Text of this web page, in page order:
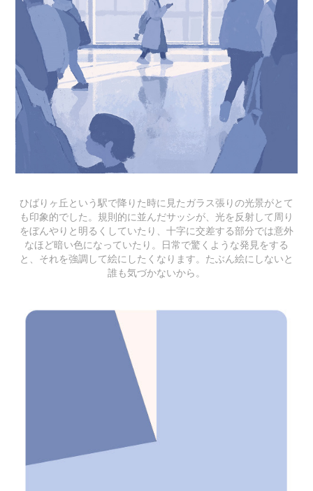
ひばりヶ丘という駅で降りた時に見たガラス張りの光景がとて
も印象的でした。規則的に並んだサッシが、光を反射して周り
をぼんやりと明るくしていたり、十字に交差する部分では意外
なほど暗い色になっていたり。日常で驚くような発見をする
と、それを強調して絵にしたくなります。たぶん絵にしないと
誰も気づかないから。